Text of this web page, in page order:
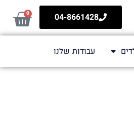
04-8661428
0
עבודות שלנו